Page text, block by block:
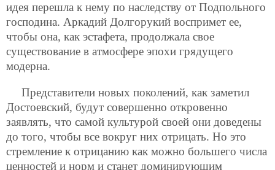
идея перешла к нему по наследству от Подпольного
господина. Аркадий Долгорукий воспримет ее,
чтобы она, как эстафета, продолжала свое
существование в атмосфере эпохи грядущего
модерна.
Представители новых поколений, как заметил
Достоевский, будут совершенно откровенно
заявлять, что самой культурой своей они доведены
до того, чтобы все вокруг них отрицать. Но это
стремление к отрицанию как можно большего числа
ценностей и норм и станет доминирующим